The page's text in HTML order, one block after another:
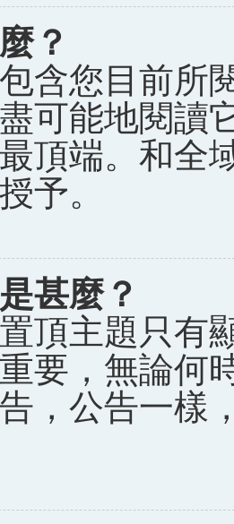
？
含您目前所
可能地閱讀
頂端。和全
予。
甚麼？
頂主題只有
要，無論何
，公告一樣